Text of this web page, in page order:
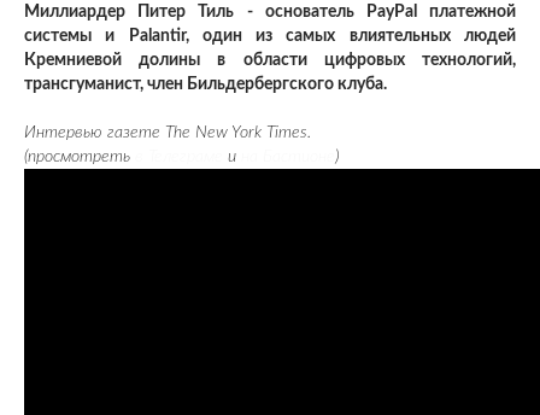
Миллиардер Питер Тиль - основатель PayPal платежной
системы и Palantir, один из самых влиятельных людей
Кремниевой долины в области цифровых технологий,
трансгуманист, член Бильдербергского клуба.
Интервью газете The New York Times.
(просмотреть
и )